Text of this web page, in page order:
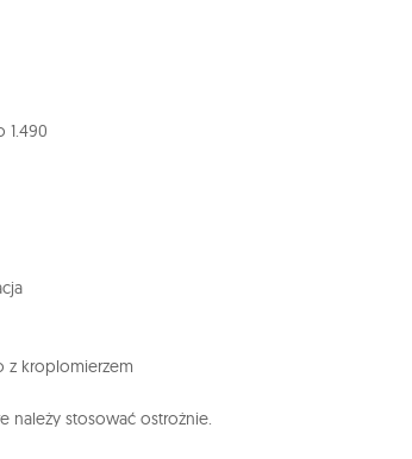
1.490
z kroplomierzem
należy stosować ostrożnie.